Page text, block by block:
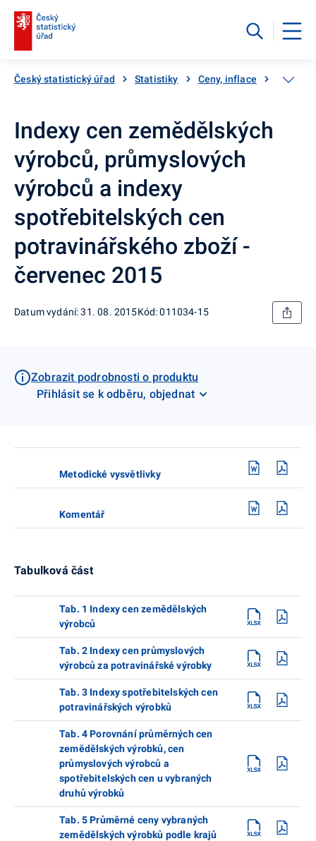
Český statistický úřad Statistiky Ceny, inflace Ceny
Indexy cen zemědělských
výrobců, průmyslových
výrobců a indexy
spotřebitelských cen
potravinářského zboží -
červenec 2015
Datum vydání: 31. 08. 2015Kód: 011034-15
Zobrazit podrobnosti o produktu
Přihlásit se k odběru, objednat
Metodické vysvětlivky
Komentář
Tabulková část
Tab. 1 Indexy cen zemědělských
výrobců
Tab. 2 Indexy cen průmyslových
výrobců za potravinářské výrobky
Tab. 3 Indexy spotřebitelských cen
potravinářských výrobků
Tab. 4 Porovnání průměrných cen
zemědělských výrobků, cen
průmyslových výrobců a
spotřebitelských cen u vybraných
druhů výrobků
Tab. 5 Průměrné ceny vybraných
zemědělských výrobků podle krajů